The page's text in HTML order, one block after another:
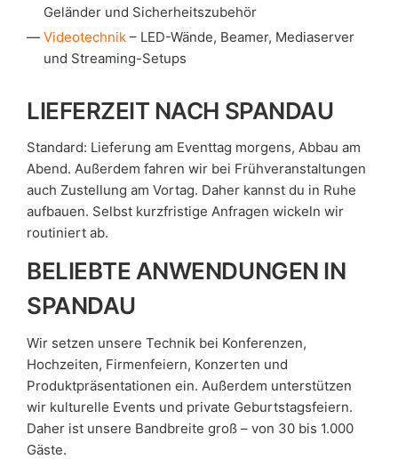
Geländer und Sicherheitszubehör
Videotechnik – LED-Wände, Beamer, Mediaserver
und Streaming-Setups
LIEFERZEIT NACH SPANDAU
Standard: Lieferung am Eventtag morgens, Abbau am
Abend. Außerdem fahren wir bei Frühveranstaltungen
auch Zustellung am Vortag. Daher kannst du in Ruhe
aufbauen. Selbst kurzfristige Anfragen wickeln wir
routiniert ab.
BELIEBTE ANWENDUNGEN IN
SPANDAU
Wir setzen unsere Technik bei Konferenzen,
Hochzeiten, Firmenfeiern, Konzerten und
Produktpräsentationen ein. Außerdem unterstützen
wir kulturelle Events und private Geburtstagsfeiern.
Daher ist unsere Bandbreite groß – von 30 bis 1.000
Gäste.